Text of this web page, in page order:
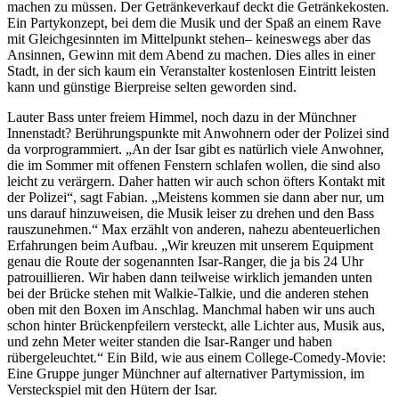
machen zu müssen. Der Getränkeverkauf deckt die Getränkekosten.
Ein Partykonzept, bei dem die Musik und der Spaß an einem Rave
mit Gleichgesinnten im Mittelpunkt stehen– keineswegs aber das
Ansinnen, Gewinn mit dem Abend zu machen. Dies alles in einer
Stadt, in der sich kaum ein Veranstalter kostenlosen Eintritt leisten
kann und günstige Bierpreise selten geworden sind.
Lauter Bass unter freiem Himmel, noch dazu in der Münchner
Innenstadt? Berührungspunkte mit Anwohnern oder der Polizei sind
da vorprogrammiert. „An der Isar gibt es natürlich viele Anwohner,
die im Sommer mit offenen Fenstern schlafen wollen, die sind also
leicht zu verärgern. Daher hatten wir auch schon öfters Kontakt mit
der Polizei“, sagt Fabian. „Meistens kommen sie dann aber nur, um
uns darauf hinzuweisen, die Musik leiser zu drehen und den Bass
rauszunehmen.“ Max erzählt von anderen, nahezu abenteuerlichen
Erfahrungen beim Aufbau. „Wir kreuzen mit unserem Equipment
genau die Route der sogenannten Isar-Ranger, die ja bis 24 Uhr
patrouillieren. Wir haben dann teilweise wirklich jemanden unten
bei der Brücke stehen mit Walkie-Talkie, und die anderen stehen
oben mit den Boxen im Anschlag. Manchmal haben wir uns auch
schon hinter Brückenpfeilern versteckt, alle Lichter aus, Musik aus,
und zehn Meter weiter standen die Isar-Ranger und haben
rübergeleuchtet.“ Ein Bild, wie aus einem College-Comedy-Movie:
Eine Gruppe junger Münchner auf alternativer Partymission, im
Versteckspiel mit den Hütern der Isar.